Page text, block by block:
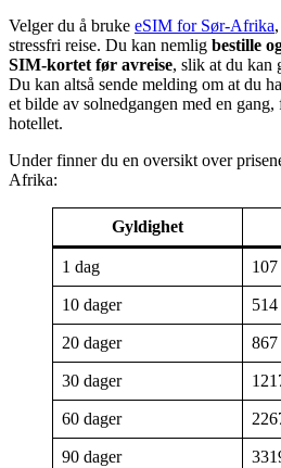
Velger du å bruke eSIM for Sør-Afrika
stressfri reise. Du kan nemlig bestille
SIM-kortet før avreise, slik at du kan
Du kan altså sende melding om at du
et bilde av solnedgangen med en
hotellet.
Under finner du en oversikt over
Afrika:
Gyldighet
1 dag
10 dager
20 dager
30 dager
60 dager
90 dager